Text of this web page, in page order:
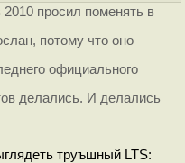
просил поменять в
потому что оно
официального
делались. И делались
труъшный LTS: